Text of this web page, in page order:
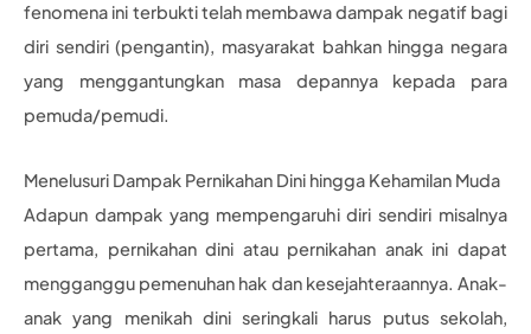
fenomena ini terbukti telah membawa dampak negatif bagi
diri sendiri (pengantin), masyarakat bahkan hingga negara
yang menggantungkan masa depannya kepada para
pemuda/pemudi.
Menelusuri Dampak Pernikahan Dini hingga Kehamilan Muda
Adapun dampak yang mempengaruhi diri sendiri misalnya
pertama, pernikahan dini atau pernikahan anak ini dapat
mengganggu pemenuhan hak dan kesejahteraannya. Anak-
anak yang menikah dini seringkali harus putus sekolah,